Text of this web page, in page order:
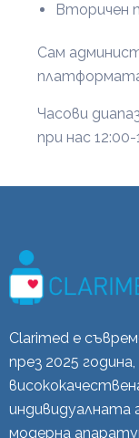
Вторичен
Сам
Часови
при нас 12:00-
Clarimed е
през 2025
индивидуалната
модерна